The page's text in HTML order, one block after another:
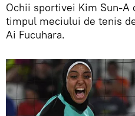
Ochii sportivei Kim Sun-A
timpul meciului de tenis
Ai Fucuhara.